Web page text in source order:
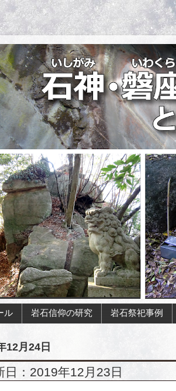
ル 岩石信仰の研究 岩石祭祀事例
12月24日
日：2019年12月23日